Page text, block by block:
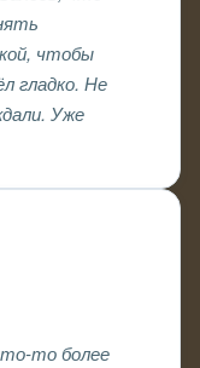
чтобы
гладко. Не
Уже
то более